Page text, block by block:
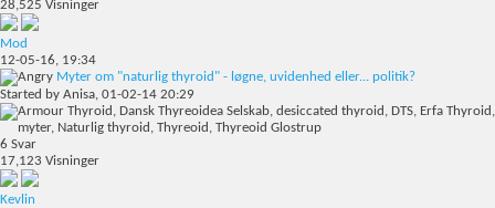
28,525 Visninger
Mod
12-05-16, 19:34
Myter om "naturlig thyroid" - løgne, uvidenhed eller... politik?
Started by Anisa, 01-02-14 20:29
6 Svar
17,123 Visninger
Kevlin